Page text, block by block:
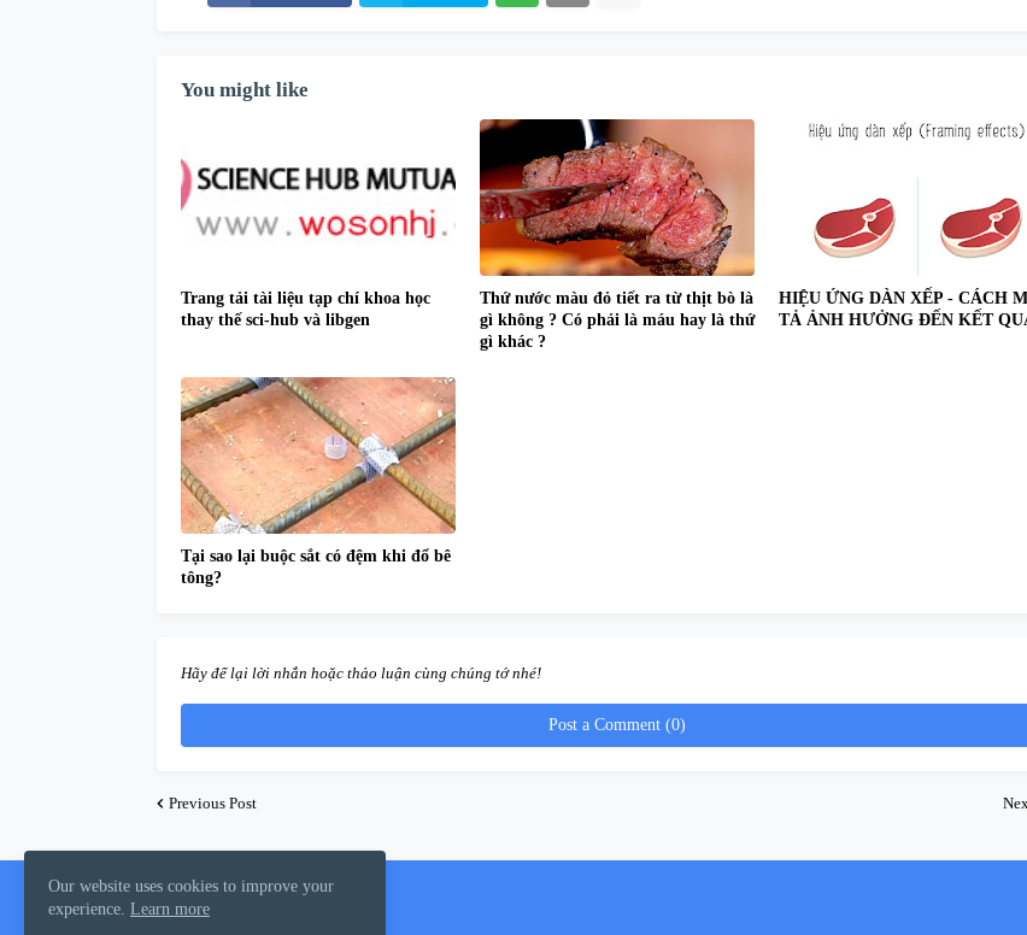
You might like
Trang tải tài liệu tạp chí khoa học
thay thế sci-hub và libgen
Thứ nước màu đỏ tiết ra từ thịt bò là
gì không ? Có phải là máu hay là thứ
gì khác ?
HIỆU ỨNG DÀN XẾP - CÁCH
TẢ ẢNH HƯỞNG ĐẾN KẾT
Tại sao lại buộc sắt có đệm khi đổ bê
tông?
Hãy để lại lời nhắn hoặc thảo luận cùng chúng tớ nhé!
Post a Comment (0)
Previous Post
About Us
Our website uses cookies to improve your
experience. Learn more